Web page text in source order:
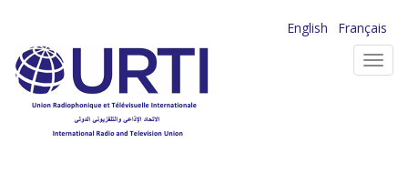
contenu
principal
English
Français